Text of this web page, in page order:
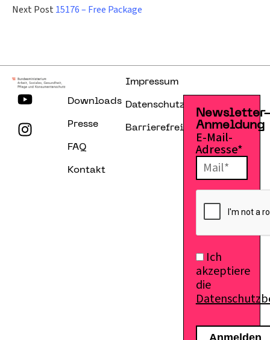
Next Post 15176 – Free Package
Downloads
Presse
FAQ
Kontakt
Impressum
Datenschutzerklärung
Barrierefreiheitserklärung
Anmeldung
E-Mail-
Adresse*
Ich
akzeptiere
die